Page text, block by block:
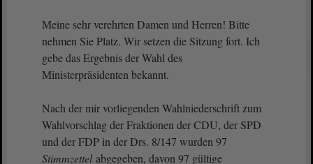
Meine sehr verehrten Damen und Herren! Bitte
nehmen Sie Platz. Wir setzen die Sitzung fort. Ich
gebe das Ergebnis der Wahl des
Ministerpräsidenten bekannt.
Nach der mir vorliegenden Wahlniederschrift zum
Wahlvorschlag der Fraktionen der CDU, der SPD
und der FDP in der Drs. 8/147 wurden 97
Stimmzettel abgegeben, davon 97 gültige